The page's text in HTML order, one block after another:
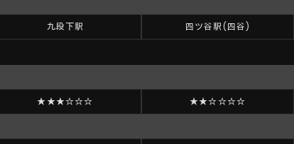
九段下駅 四ツ谷駅(四谷)
★★★☆☆☆ ★★☆☆☆☆